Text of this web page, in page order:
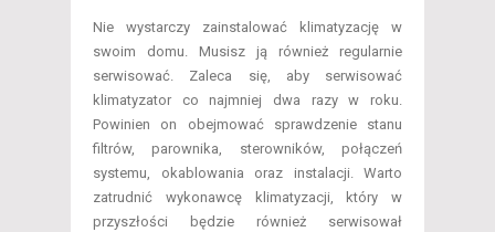
Nie wystarczy zainstalować klimatyzację w
swoim domu. Musisz ją również regularnie
serwisować. Zaleca się, aby serwisować
klimatyzator co najmniej dwa razy w roku.
Powinien on obejmować sprawdzenie stanu
filtrów, parownika, sterowników, połączeń
systemu, okablowania oraz instalacji. Warto
zatrudnić wykonawcę klimatyzacji, który w
przyszłości będzie również serwisował